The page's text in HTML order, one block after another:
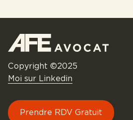
Copyright ©2025
Moi sur Linkedin
Prendre RDV Gratuit